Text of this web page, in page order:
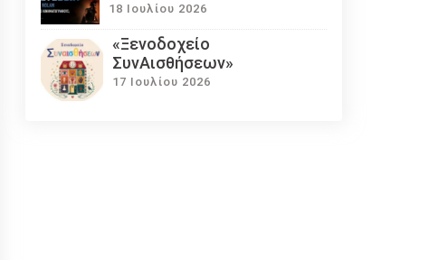
18 Ιουλίου 2026
«Ξενοδοχείο
ΣυνΑισθήσεων»
17 Ιουλίου 2026